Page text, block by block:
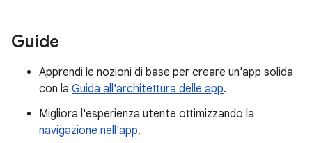
Guide
Apprendi le nozioni di base per creare un'app solida
con la Guida all'architettura delle app.
Migliora l'esperienza utente ottimizzando la
navigazione nell'app.